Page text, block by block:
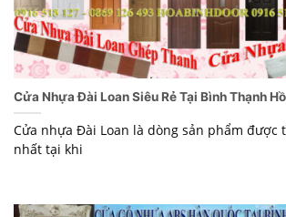
Cửa Nhựa Đài Loan Siêu Rẻ Tại Bình Thạnh
Cửa nhựa Đài Loan là dòng sản phẩm được
nhất tại khi